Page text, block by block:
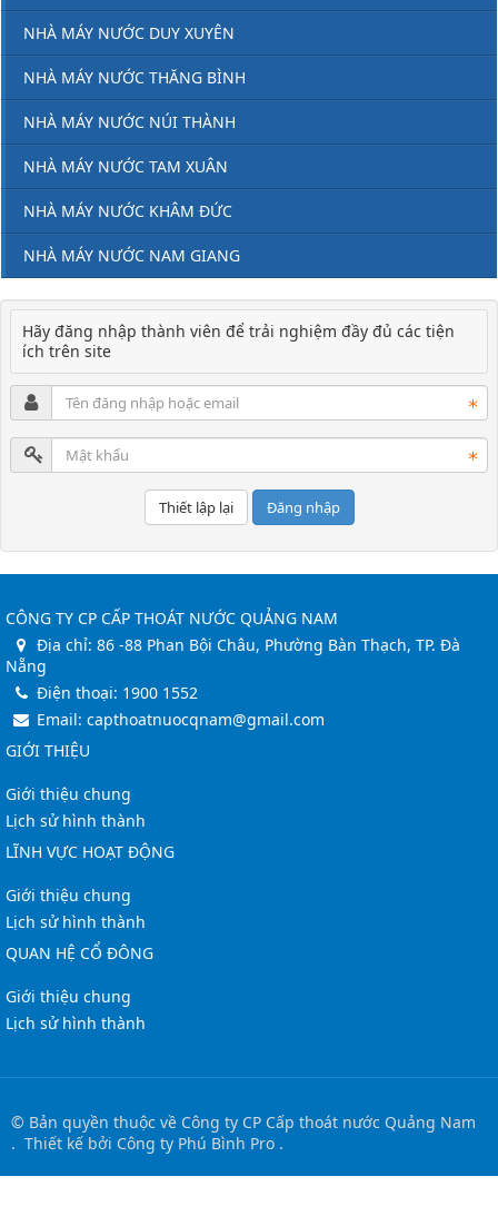
NHÀ MÁY NƯỚC DUY XUYÊN
NHÀ MÁY NƯỚC THĂNG BÌNH
NHÀ MÁY NƯỚC NÚI THÀNH
NHÀ MÁY NƯỚC TAM XUÂN
NHÀ MÁY NƯỚC KHÂM ĐỨC
NHÀ MÁY NƯỚC NAM GIANG
Hãy đăng nhập thành viên để trải nghiệm đầy đủ các tiện
ích trên site
Đăng nhập
CÔNG TY CP CẤP THOÁT NƯỚC QUẢNG NAM
Địa chỉ: 86 -88 Phan Bội Châu, Phường Bàn Thạch, TP. Đà
Nẵng
Điện thoại: 1900 1552
Email: capthoatnuocqnam@gmail.com
GIỚI THIỆU
Giới thiệu chung
Lịch sử hình thành
LĨNH VỰC HOẠT ĐỘNG
Giới thiệu chung
Lịch sử hình thành
QUAN HỆ CỔ ĐÔNG
Giới thiệu chung
Lịch sử hình thành
© Bản quyền thuộc về Công ty CP Cấp thoát nước Quảng Nam
. Thiết kế bởi Công ty Phú Bình Pro .